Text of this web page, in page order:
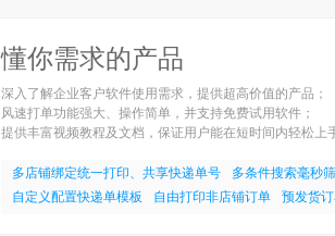
懂你需求的产品
深入了解企业客户软件使用需求，提供超高价值的产品；
风速打单功能强大、操作简单，并支持免费试用软件；
提供丰富视频教程及文档，保证用户能在短时间内轻松上
多店铺绑定统一打印、共享快递单号
多条件搜索毫秒
自定义配置快递单模板
自由打印非店铺订单 预发货